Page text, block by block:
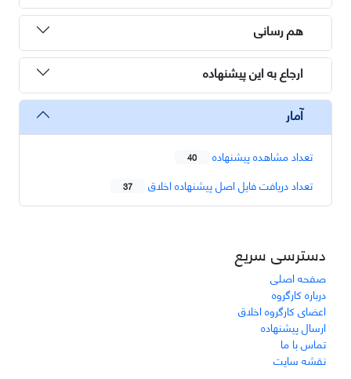
هم رسانی
ارجاع به این پیشنهاده
آمار
تعداد مشاهده پیشنهاده 40
تعداد دریافت فایل اصل پیشنهاده اخلاق 37
دسترسی سریع
صفحه اصلی
درباره کارگروه
اعضای کارگروه اخلاق
ارسال پیشنهاده
تماس با ما
نقشه سایت